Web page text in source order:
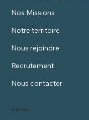
Nos Missions
Notre territoire
Nous rejoindre
Recrutement
Nous contacter
Adresse